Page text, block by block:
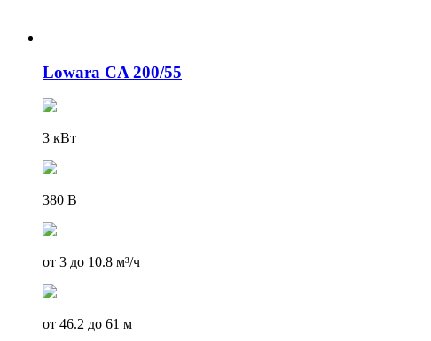
Lowara CA 200/55
3 кВт
380 В
от 3 до 10.8 м³/ч
от 46.2 до 61 м